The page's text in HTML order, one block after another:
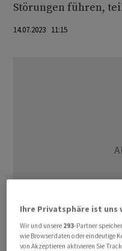
Störungen führen,
14.07.2023 11:15
Ihre Privatsphäre ist uns
Wir und unsere 293-Partner
wie Browserdaten oder eindeutige
von Akzeptieren aktivieren Sie